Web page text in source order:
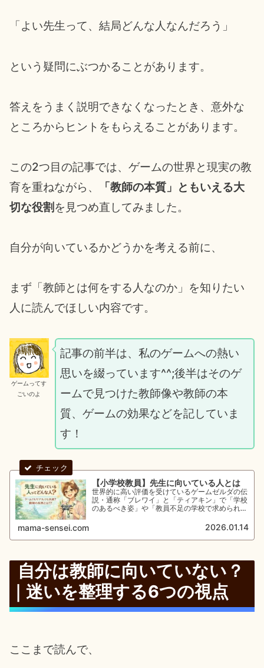
「よい先生って、結局どんな人なんだろう」
という疑問にぶつかることがあります。
答えをうまく説明できなくなったとき、意外な
ところからヒントをもらえることがあります。
この2つ目の記事では、ゲームの世界と現実の教
育を重ねながら、
「教師の本質」ともいえる大
切な役割 を見つめ直してみました。
自分が向いているかどうかを考える前に、
まず「教師とは何をする人なのか」を知りたい
人に読んでほしい内容です。
ゲームってす
ごいのよ
記事の前半は、私のゲームへの熱い
思いを綴っています^^;後半はそのゲ
ームで見つけた教師像や教師の本
質、ゲームの効果などを記していま
す！
【小学校教員】先生に向いている人とは
世界的に高い評価を受けているゲームゼルダの伝
説・通称「ブレワイ」と「ティアキン」で「学校
のあるべき姿」や「教員不足の学校で求められる
つけました。教育の未来を考えたいすべての人に
mama-sensei.com 2026.01.14
自分は教師に向いていない？
｜迷いを整理する6つの視点
ここまで読んで、